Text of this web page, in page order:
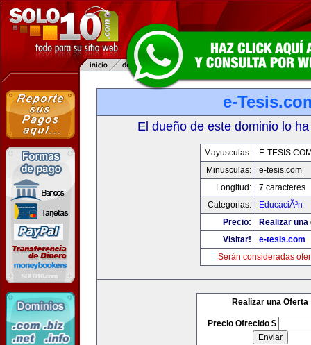
e-
El dueño de este dominio lo
Mayusculas:
E-
Minusculas:
e-tesis.com
Longitud:
7 caracteres
Categorias:
EducaciÃ³n
Precio:
Realizar
Visitar!
e-tesis.com
Serán consideradas
Realizar una Oferta
Precio Ofrecido $